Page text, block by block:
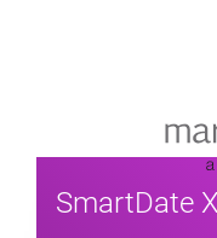
SmartDate